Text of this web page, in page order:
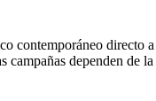
contemporáneo directo
dependen de